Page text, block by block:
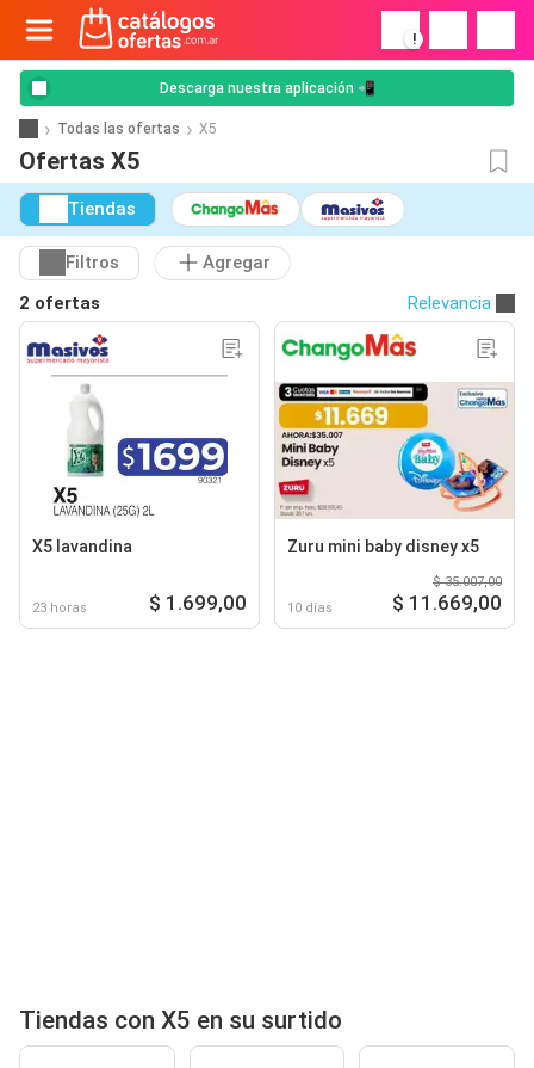
!
Descarga nuestra aplicación 📲
Todas las ofertas X5
Ofertas X5
Tiendas
Filtros
Agregar
2 ofertas
Relevancia
X5 lavandina
23 horas $ 1.699,00
Zuru mini baby disney x5
10 días
$ 35.007,00
$ 11.669,00
Tiendas con X5 en su surtido